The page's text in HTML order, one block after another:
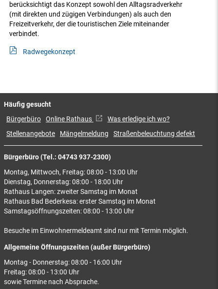
berücksichtigt das Konzept sowohl den Alltagsradverkehr
(mit direkten und zügigen Verbindungen) als auch den
Freizeitverkehr, der die touristischen Ziele miteinander
verbindet.
Radwegekonzept
Bürgerbüro (Tel.: 04743 937-2300)
Montag, Mittwoch, Freitag: 08:00 - 13:00 Uhr
Dienstag, Donnerstag: 08:00 - 18:00 Uhr
Rathaus Langen: zweiter Samstag im Monat
Rathaus Bad Bederkesa: erster Samstag im Monat
Samstagsöffnungszeiten: 08:00 - 13:00 Uhr
Besuche im Einwohnermeldeamt sind nur mit Termin möglich.
Allgemeine Öffnungszeiten (außer Bürgerbüro)
Montag - Donnerstag: 08:00 - 16:00 Uhr
Freitag: 08:00 - 13:00 Uhr
sowie Termine nach Absprache.
Häufig gesucht
Bürgerbüro Online Rathaus
Was erledige ich wo?
Stellenangebote
Mängelmeldung Straßenbeleuchtung defekt